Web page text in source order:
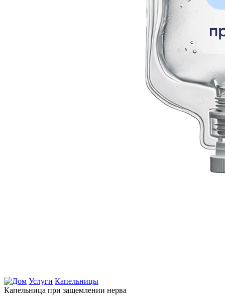
Услуги Капельницы
Капельница при защемлении нерва